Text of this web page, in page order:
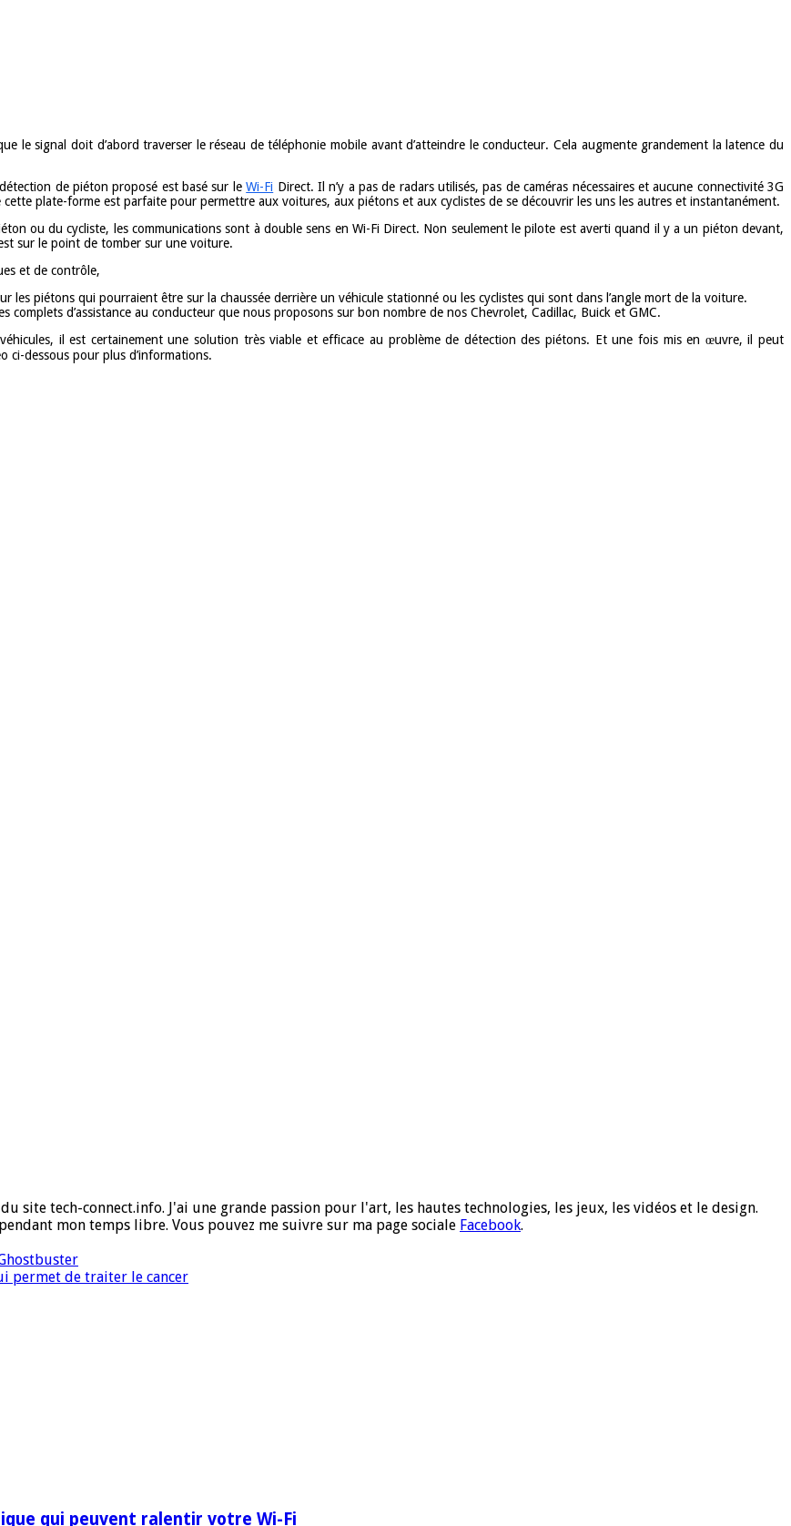
le signal doit d’abord traverser le réseau de téléphonie mobile avant d’atteindre le conducteur. Cela augmente grandement la latence du
de piéton proposé est basé sur leWi-Fi Direct. Il n’y a pas de radars utilisés, pas de caméras nécessaires et aucune connectivité 3G
plate-forme est parfaite pour permettre aux voitures, aux piétons et aux cyclistes de se découvrir les uns les autres et instantanément.
ou du cycliste, les communications sont à double sens en Wi-Fi Direct. Non seulement le pilote est averti quand il y a un piéton devant,
est sur le point de tomber sur une voiture.
et de contrôle,
piétons qui pourraient être sur la chaussée derrière un véhicule stationné ou les cyclistes qui sont dans l’angle mort de la voiture.
d’assistance au conducteur que nous proposons sur bon nombre de nos Chevrolet, Cadillac, Buick et GMC.
il est certainement une solution très viable et efficace au problème de détection des piétons. Et une fois mis en œuvre, il peut
ci-dessous pour plus d’informations.
site tech-connect.info. J'ai une grande passion pour l'art, les hautes technologies, les jeux, les vidéos et le design.
mon temps libre. Vous pouvez me suivre sur ma page sociale Facebook.
permet de traiter le cancer
qui peuvent ralentir votre Wi-Fi